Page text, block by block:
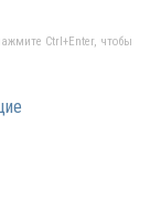
Ctrl+Enter, чтобы